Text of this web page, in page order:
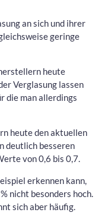
an sich und ihrer
geringe
heute
Verglasung lassen
die man allerdings
heute den aktuellen
deutlich besseren
von 0,6 bis 0,7.
erkennen kann,
nicht besonders hoch.
sich aber häufig.